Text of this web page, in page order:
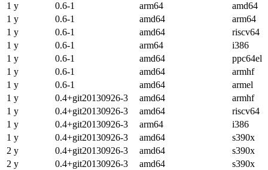
1 y
0.6-1 arm64
amd64
1 y
0.6-1 amd64
arm64
1 y
0.6-1 amd64
riscv64
1 y
0.6-1 arm64
i386
1 y
0.6-1 amd64
ppc64el
1 y
0.6-1 amd64
armhf
1 y
0.6-1 amd64
armel
1 y
0.4+git20130926-3 amd64
armhf
1 y
0.4+git20130926-3 amd64
riscv64
1 y
0.4+git20130926-3 arm64
i386
1 y
0.4+git20130926-3 amd64
s390x
2 y
0.4+git20130926-3 amd64
s390x
2 y
0.4+git20130926-3 amd64
s390x